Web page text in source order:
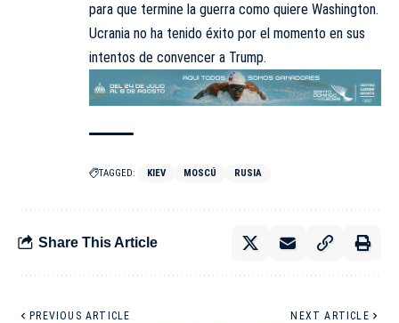
para que termine la guerra como quiere Washington.
Ucrania no ha tenido éxito por el momento en sus
intentos de convencer a Trump.
TAGGED: KIEV MOSCÚ RUSIA
Share This Article
PREVIOUS ARTICLE NEXT ARTICLE